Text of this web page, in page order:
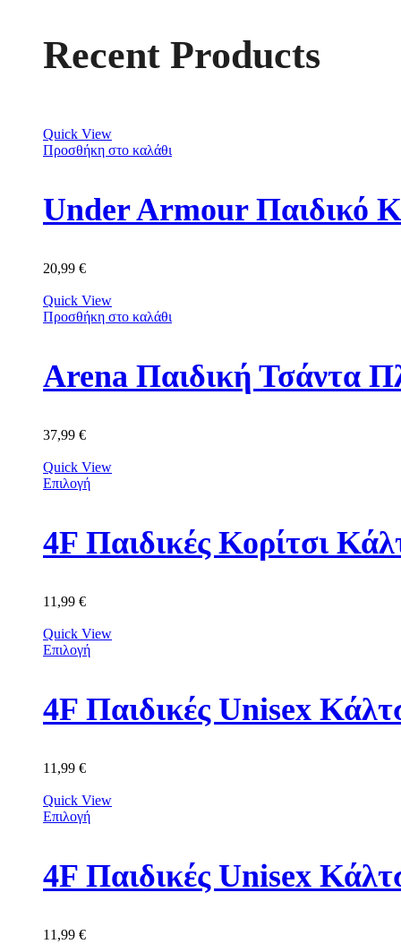
Recent Products
Quick View
Προσθήκη στο καλάθι
Under Armour Παιδικό
20,99 €
Quick View
Προσθήκη στο καλάθι
Arena Παιδική Τσάντα
37,99 €
Quick View
Επιλογή
11,99 €
Quick View
Επιλογή
11,99 €
Quick View
Επιλογή
4F Παιδικές Unisex
11,99 €